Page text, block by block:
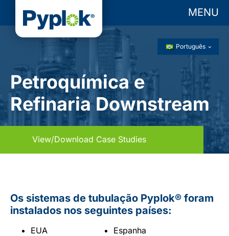
Português
Petroquímica e
Refinaria Downstream
View/Download Case Studies
Os sistemas de tubulação Pyplok® foram
instalados nos seguintes países:
EUA
Espanha
MENU